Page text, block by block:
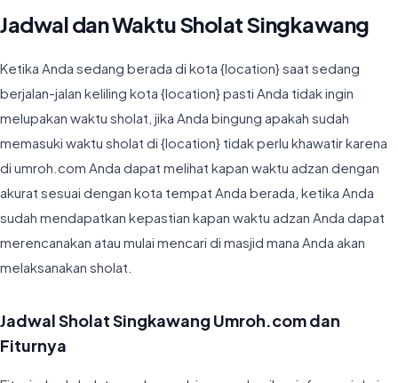
Jadwal dan Waktu Sholat Singkawang
Ketika Anda sedang berada di kota {location} saat sedang
berjalan-jalan keliling kota {location} pasti Anda tidak ingin
melupakan waktu sholat, jika Anda bingung apakah sudah
memasuki waktu sholat di {location} tidak perlu khawatir karena
di umroh.com Anda dapat melihat kapan waktu adzan dengan
akurat sesuai dengan kota tempat Anda berada, ketika Anda
sudah mendapatkan kepastian kapan waktu adzan Anda dapat
merencanakan atau mulai mencari di masjid mana Anda akan
melaksanakan sholat.
Jadwal Sholat Singkawang Umroh.com dan
Fiturnya